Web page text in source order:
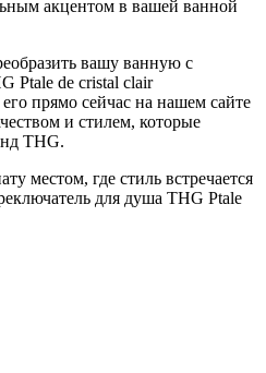
акцентом в вашей ванной
вашу ванную с
Ptale de cristal clair
прямо сейчас на нашем сайте
и стилем, которые
THG.
местом, где стиль встречается
для душа THG Ptale